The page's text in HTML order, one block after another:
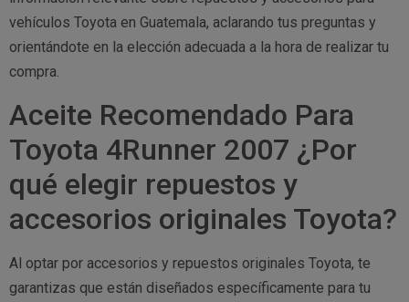
vehículos Toyota en Guatemala, aclarando tus preguntas y
orientándote en la elección adecuada a la hora de realizar tu
compra.
Aceite Recomendado Para
Toyota 4Runner 2007 ¿Por
qué elegir repuestos y
accesorios originales Toyota?
Al optar por accesorios y repuestos originales Toyota, te
garantizas que están diseñados específicamente para tu